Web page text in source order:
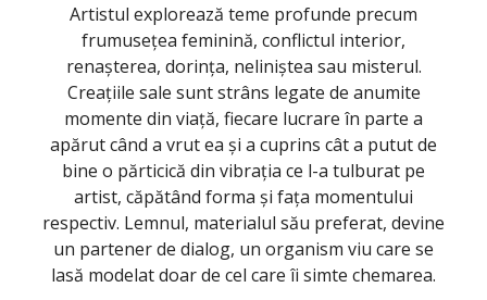
Artistul explorează teme profunde precum
frumusețea feminină, conflictul interior,
renașterea, dorința, neliniștea sau misterul.
Creațiile sale sunt strâns legate de anumite
momente din viață, fiecare lucrare în parte a
apărut când a vrut ea și a cuprins cât a putut de
bine o părticică din vibrația ce l-a tulburat pe
artist, căpătând forma și fața momentului
respectiv. Lemnul, materialul său preferat, devine
un partener de dialog, un organism viu care se
lasă modelat doar de cel care îi simte chemarea.